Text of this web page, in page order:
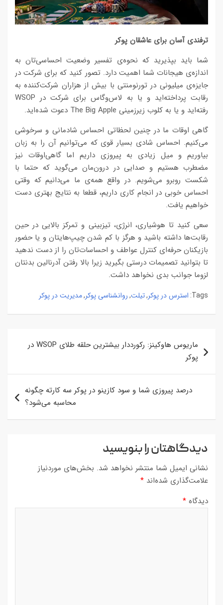
ترفندی آسان برای عاشقان پوکر
شما باید بپذیرید که نحوه‌ی تفسیر وضعیت احساسی‌تان به
اندازه‌ی هیجانات شما اهمیت دارد. تصور کنید که برای شرکت در
جایزه‌ی میلیونی در تورنومنتی با بیش از هزاران شرکت‌کننده به
رقابت پرداخته‌اید و یا به لاس‌وگاس برای شرکت در WSOP
رفته‌اید و یا به کلوب زیرزمینی The Big Apple دعوت شده‌اید.
گاهی اوقات ما در چنین لحظاتی احساس شادمانی و سرخوشی
می‌کنیم. احساس شادی بسیار قوی که می‌توانیم آن را به زبان
بیاوریم و میل زیادی به پیروزی داریم اما گاهی‌اوقات نیز
مضطرب هستیم و صدایی در درون‌مان می‌گوید که حتما با
شکست روبرو می‌شویم. در واقع همه‌ی ما می‌دانیم که وقتی
احساس خوبی در انجام کاری داریم، قطعا به نتایج بهتری دست
خواهیم یافت.
سعی کنید تا هوشیاری، انرژی، تیزبینی و تمرکز بالایی در حین
رقابت‌ها داشته باشید و هرگز با کم شدن چیپ‌هایتان و یا حضور
بازیکنان حرفه‌ای کنترل عواطف و احساسات‌تان را از دست ندهید
تا بتوانید تصمیمات درستی بگیرید زیرا بالا رفتن آدرنالین‌ بدنتان
لزوما جوانب بدی نخواهد داشت.
Tags: استرس در پوکر,تیلت, روانشناسی پوکر,مدیریت در پوکر
نوشته
ماریوس هاوکینز: رکورددار بیشترین حلقه طلای WSOP در
پوکر
درصد پیروزی شما و سود کازینو در پوکر سه کارته چگونه
محاسبه می‌شود؟
دیدگاهتان را بنویسید
نشانی ایمیل شما منتشر نخواهد شد. بخش‌های موردنیاز
علامت‌گذاری شده‌اند *
دیدگاه *